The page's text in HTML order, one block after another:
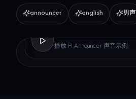
announcer english 男声
播放 F1 Announcer 声音示例